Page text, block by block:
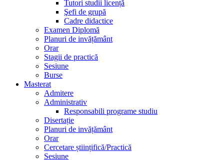
Tutori studii licență
Şefi de grupă
Cadre didactice
Examen Diplomă
Planuri de invățământ
Orar
Stagii de practică
Sesiune
Burse
Masterat
Admitere
Administrativ
Responsabili programe studiu
Disertație
Planuri de invățământ
Orar
Cercetare științifică/Practică
Sesiune